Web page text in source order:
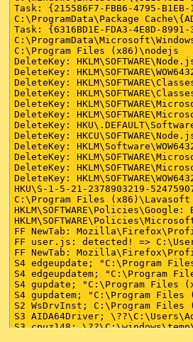
Task: {215586F7-FBB6-4795-
C:\ProgramData\Package
Task: {6316BD1E-FDA3-4E8D-
C:\Program Files (x86)\nodejs
DeleteKey:
DeleteKey:
DeleteKey:
DeleteKey:
DeleteKey:
DeleteKey:
DeleteKey:
DeleteKey:
DeleteKey:
DeleteKey:
DeleteKey:
DeleteKey:
HKU\S-1-5-21-2378903219-
C:\Program Files (x86)\Lavasoft
HKLM\SOFTWARE\Policies\Google:
FF NewTab:
FF user.js: detected! =>
FF NewTab:
S4 edgeupdate; "C:\Program
S4 edgeupdatem; "C:\Program
S4 gupdate; "C:\Program Files
S4 gupdatem; "C:\Program Files
S2 WsDrvInst; C:\Program
S3 AIDA64Driver;
S3 cpuz148;